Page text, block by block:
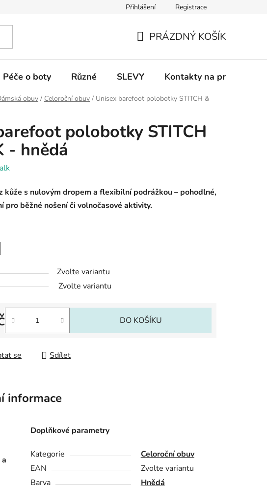
Informace k on-line platbám Odstoupení od
Přihlášení Registrace
KOŠÍK
PRÁZDNÝ KOŠÍK
Péče o boty Různé SLEVY Kontakty na prodejny
obuv / Celoroční obuv / Unisex barefoot polobotky STITCH &
polobotky STITCH
- hnědá
kůže s nulovým dropem a flexibilní podrážkou – pohodlné,
pro běžné nošení či volnočasové aktivity.
Zvolte variantu
Zvolte variantu
DO KOŠÍKU
se Sdílet
informace
Doplňkové parametry
Kategorie
Celoroční obuv
EAN
Zvolte variantu
Barva
Hnědá